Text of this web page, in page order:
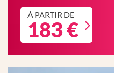
À PARTIR DE
183 €